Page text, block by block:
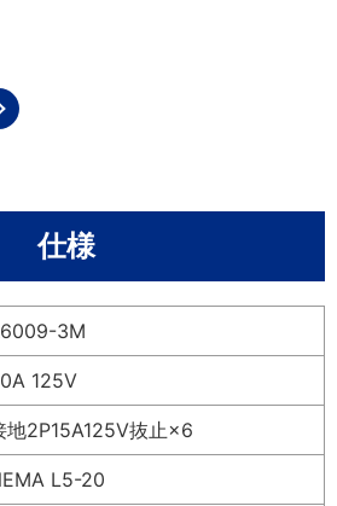
仕様
3M
125V
地2P15A125V抜止×6
L5-20